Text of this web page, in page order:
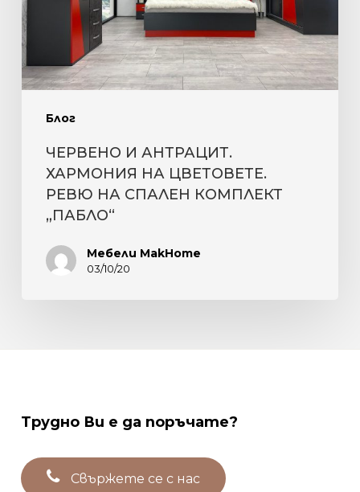
Блог
ЦВЕТОВЕТЕ.
РЕВЮ
СПАЛЕН
ЧЕРВЕНО И АНТРАЦИТ.
ХАРМОНИЯ НА ЦВЕТОВЕТЕ.
РЕВЮ НА СПАЛЕН КОМПЛЕКТ
„ПАБЛО“
Мебели MakHome
03/10/20
Трудно Ви е да поръчате?
Свържете се с нас